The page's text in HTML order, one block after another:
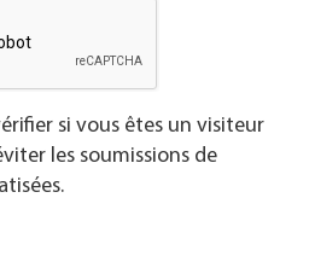
si vous êtes un visiteur
les soumissions de